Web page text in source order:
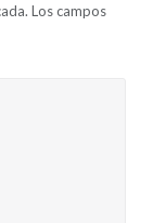
Los campos